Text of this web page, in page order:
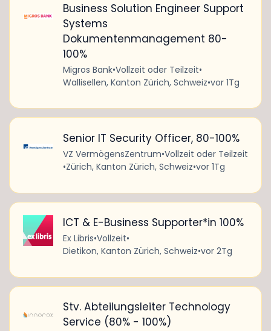
Business Solution Engineer Support
Systems
Dokumentenmanagement 80-
100%
Migros Bank•Vollzeit oder Teilzeit•
Wallisellen, Kanton Zürich, Schweiz•vor 1Tg
Senior IT Security Officer, 80-100%
VZ VermögensZentrum•Vollzeit oder Teilzeit
•Zürich, Kanton Zürich, Schweiz•vor 1Tg
ICT & E-Business Supporter*in 100%
Ex Libris•Vollzeit•
Dietikon, Kanton Zürich, Schweiz•vor 2Tg
Stv. Abteilungsleiter Technology
Service (80% - 100%)